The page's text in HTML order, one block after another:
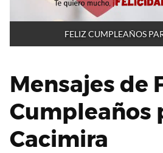
FELIZ CUMPLEAÑOS
Mensajes de
Cumpleaños
Cacimira